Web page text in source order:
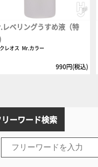
レベリングうすめ液（特
レオス Mr.カラー
990円(税込)
リーワード検索